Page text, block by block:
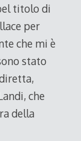
titolo di
per
che mi è
stato
che
della